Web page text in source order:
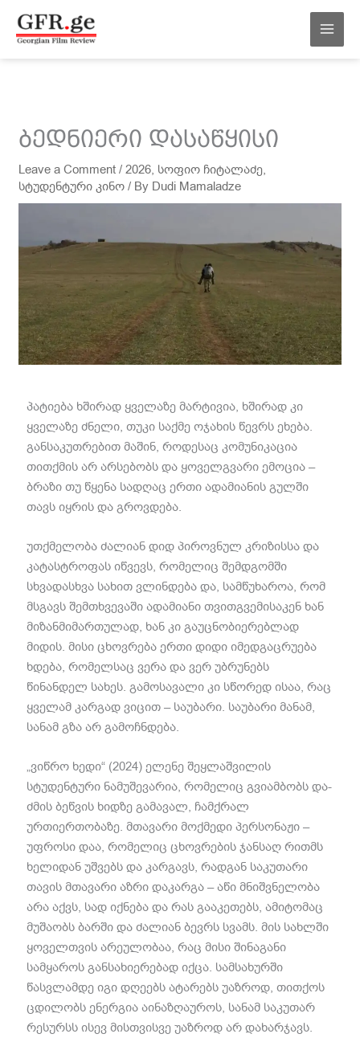
გადასვლა
ბედნიერი დასაწყისი
Leave a Comment /2026, სოფიო ჩიტალაძე,
სტუდენტური კინო / By Dudi Mamaladze
პატიება ხშირად ყველაზე მარტივია, ხშირად კი
ყველაზე ძნელი, თუკი საქმე ოჯახის წევრს ეხება.
განსაკუთრებით მაშინ, როდესაც კომუნიკაცია
თითქმის არ არსებობს და ყოველგვარი ემოცია –
ბრაზი თუ წყენა სადღაც ერთი ადამიანის გულში
თავს იყრის და გროვდება.
უთქმელობა ძალიან დიდ პიროვნულ კრიზისსა და
კატასტროფას იწვევს, რომელიც შემდგომში
სხვადასხვა სახით ვლინდება და, სამწუხაროა, რომ
მსგავს შემთხვევაში ადამიანი თვითგვემისაკენ ხან
მიზანმიმართულად, ხან კი გაუცნობიერებლად
მიდის. მისი ცხოვრება ერთი დიდი იმედგაცრუება
ხდება, რომელსაც ვერა და ვერ უბრუნებს
წინანდელ სახეს. გამოსავალი კი სწორედ ისაა, რაც
ყველამ კარგად ვიცით – საუბარი. საუბარი მანამ,
სანამ გზა არ გამოჩნდება.
„ვიწრო ხედი“ (2024) ელენე შეყლაშვილის
სტუდენტური ნამუშევარია, რომელიც გვიამბობს და-
ძმის ბეწვის ხიდზე გამავალ, ჩამქრალ
ურთიერთობაზე. მთავარი მოქმედი პერსონაჟი –
უფროსი დაა, რომელიც ცხოვრების ჯანსაღ რითმს
ხელიდან უშვებს და კარგავს, რადგან საკუთარი
თავის მთავარი აზრი დაკარგა – აწი მნიშვნელობა
არა აქვს, სად იქნება და რას გააკეთებს, ამიტომაც
მუშაობს ბარში და ძალიან ბევრს სვამს. მის სახლში
ყოველთვის არეულობაა, რაც მისი შინაგანი
სამყაროს განსახიერებად იქცა. სამსახურში
წასვლამდე იგი დღეებს ატარებს უაზროდ, თითქოს
ცდილობს ენერგია აინაზღაუროს, სანამ საკუთარ
რესურსს ისევ მისთვისვე უაზროდ არ დახარჯავს.